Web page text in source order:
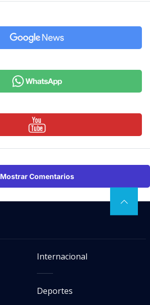
Mostrar Comentarios
Internacional
Deportes